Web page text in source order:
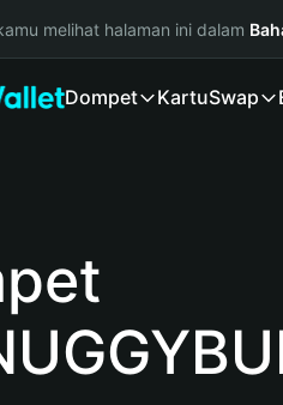
melihat halaman ini dalam
Dompet KartuSwap